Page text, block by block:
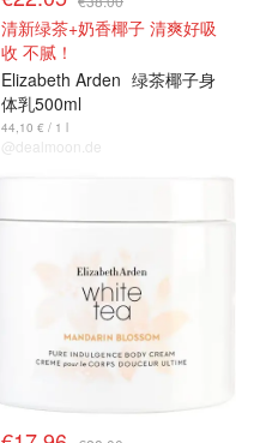
清新绿茶+奶香椰子 清爽好吸
收 不腻！
Elizabeth Arden 绿茶椰子身
体乳500ml
44,10 € / 1 l
@dealmoon.de